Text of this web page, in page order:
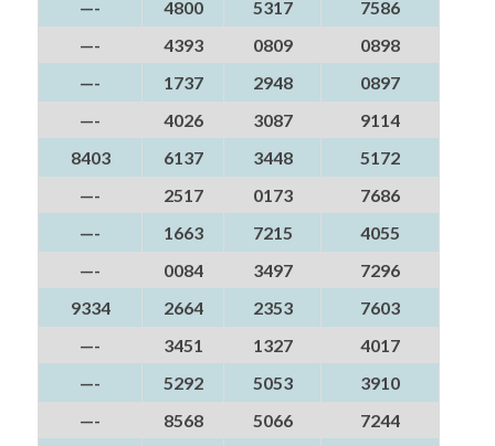
—-
4800 5317
7586
—-
4393 0809
0898
—-
1737 2948
0897
—-
4026 3087
9114
8403
6137 3448
5172
—-
2517 0173
7686
—-
1663 7215
4055
—-
0084 3497
7296
9334
2664 2353
7603
—-
3451 1327
4017
—-
5292 5053
3910
—-
8568 5066
7244